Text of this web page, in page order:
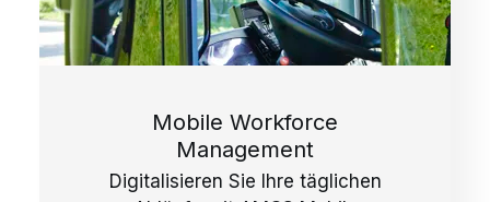
Mobile Workforce
Management
Digitalisieren Sie Ihre täglichen